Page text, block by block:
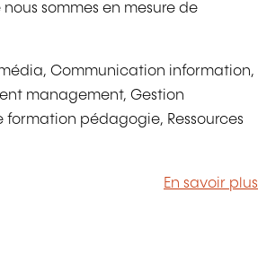
sommes en mesure de
Communication information,
management, Gestion
pédagogie, Ressources
En savoir plus